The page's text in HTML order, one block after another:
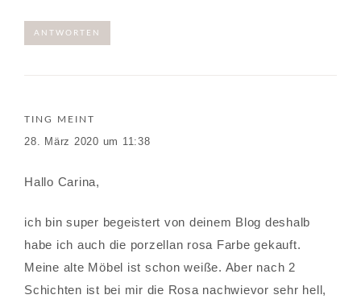
ANTWORTEN
TING MEINT
28. März 2020 um 11:38
Hallo Carina,
ich bin super begeistert von deinem Blog deshalb
habe ich auch die porzellan rosa Farbe gekauft.
Meine alte Möbel ist schon weiße. Aber nach 2
Schichten ist bei mir die Rosa nachwievor sehr hell,